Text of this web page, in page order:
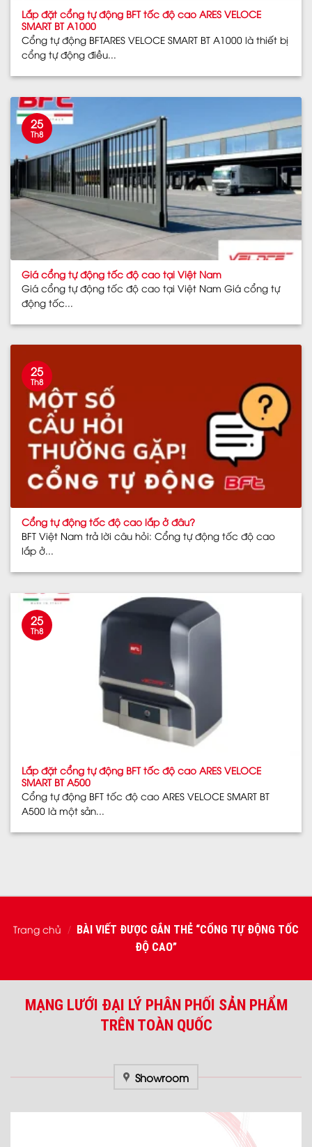
Lắp đặt cổng tự động BFT tốc độ cao ARES VELOCE
SMART BT A1000
Cổng tự động BFTARES VELOCE SMART BT A1000 là thiết bị
cổng tự động điều...
Giá cổng tự động tốc độ cao tại Việt Nam
Giá cổng tự động tốc độ cao tại Việt Nam Giá cổng tự
động tốc...
25
Th8
Cổng tự động tốc độ cao lắp ở đâu?
BFT Việt Nam trả lời câu hỏi: Cổng tự động tốc độ cao
lắp ở...
25
Th8
Lắp đặt cổng tự động BFT tốc độ cao ARES VELOCE
SMART BT A500
Cổng tự động BFT tốc độ cao ARES VELOCE SMART BT
A500 là một sản...
25
Th8
Trang chủ /
BÀI VIẾT ĐƯỢC GẮN THẺ “CỔNG TỰ ĐỘNG TỐC
ĐỘ CAO”
MẠNG LƯỚI ĐẠI LÝ PHÂN PHỐI SẢN PHẨM
TRÊN TOÀN QUỐC
Showroom